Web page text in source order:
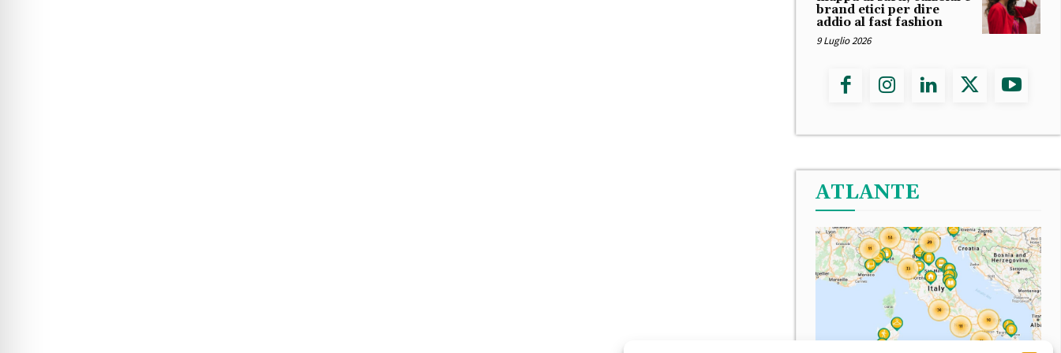
brand etici per dire
addio al fast fashion
9 Luglio 2026
ATLANTE